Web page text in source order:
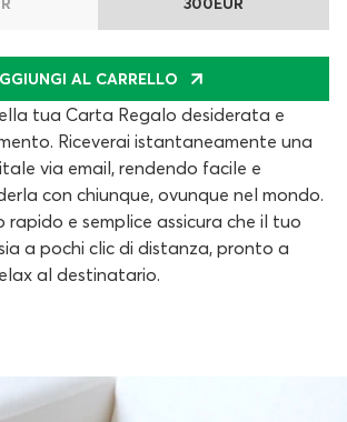
AL CARRELLO
tua Carta Regalo desiderata e
Riceverai istantaneamente una
via email, rendendo facile e
con chiunque, ovunque nel mondo.
rapido e semplice assicura che il tuo
a pochi clic di distanza, pronto a
al destinatario.